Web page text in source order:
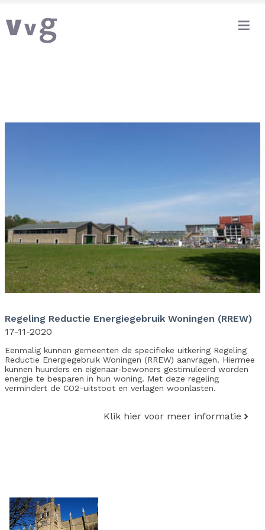
Regeling Reductie Energiegebruik Woningen (RREW)
17-11-2020
Eenmalig kunnen gemeenten de specifieke uitkering Regeling
Reductie Energiegebruik Woningen (RREW) aanvragen. Hiermee
kunnen huurders en eigenaar-bewoners gestimuleerd worden
energie te besparen in hun woning. Met deze regeling
vermindert de CO2-uitstoot en verlagen woonlasten.
Klik hier voor meer informatie